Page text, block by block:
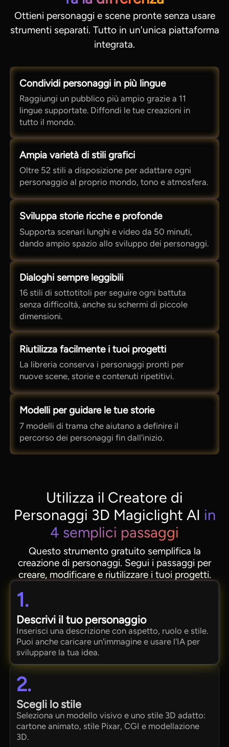
Ottieni personaggi e scene pronte senza usare
strumenti separati. Tutto in un'unica piattaforma
integrata.
Condividi personaggi in più lingue
Raggiungi un pubblico più ampio grazie a 11
lingue supportate. Diffondi le tue creazioni in
tutto il mondo.
Ampia varietà di stili grafici
Oltre 52 stili a disposizione per adattare ogni
personaggio al proprio mondo, tono e atmosfera.
Sviluppa storie ricche e profonde
Supporta scenari lunghi e video da 50 minuti,
dando ampio spazio allo sviluppo dei personaggi.
Dialoghi sempre leggibili
16 stili di sottotitoli per seguire ogni battuta
senza difficoltà, anche su schermi di piccole
dimensioni.
Riutilizza facilmente i tuoi progetti
La libreria conserva i personaggi pronti per
nuove scene, storie e contenuti ripetitivi.
Modelli per guidare le tue storie
7 modelli di trama che aiutano a definire il
percorso dei personaggi fin dall'inizio.
Utilizza il Creatore di
Personaggi 3D Magiclight AI in
4 semplici passaggi
Questo strumento gratuito semplifica la
creazione di personaggi. Segui i passaggi per
creare, modificare e riutilizzare i tuoi progetti.
1.
Descrivi il tuo personaggio
Inserisci una descrizione con aspetto, ruolo e stile.
Puoi anche caricare un'immagine e usare l'IA per
sviluppare la tua idea.
2.
Scegli lo stile
Seleziona un modello visivo e uno stile 3D adatto:
cartone animato, stile Pixar, CGI e modellazione
3D.